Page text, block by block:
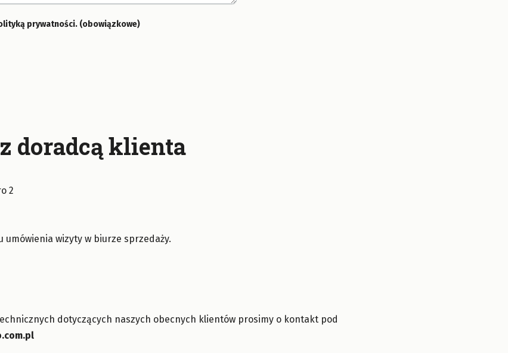
prywatności. (obowiązkowe)
doradcą klienta
2
wizyty w biurze sprzedaży.
dotyczących naszych obecnych klientów prosimy o kontakt pod